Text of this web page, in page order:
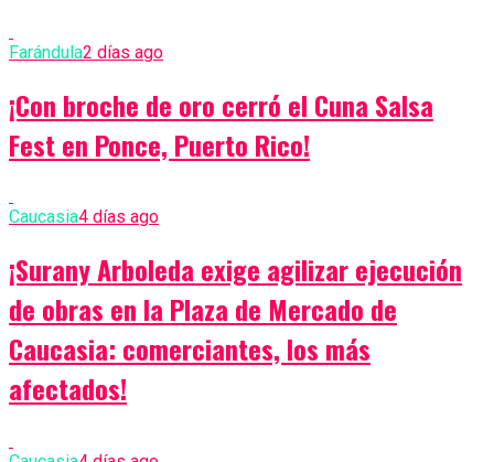
Farándula2 días ago
¡Con broche de oro cerró el Cuna Salsa
Fest en Ponce, Puerto Rico!
Caucasia4 días ago
¡Surany Arboleda exige agilizar ejecución
de obras en la Plaza de Mercado de
Caucasia: comerciantes, los más
afectados!